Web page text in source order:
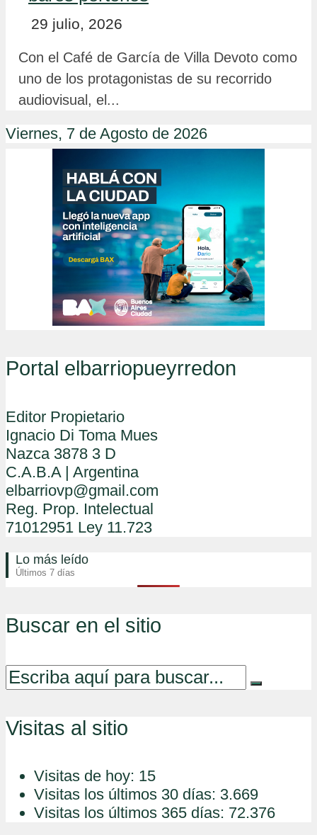
29 julio, 2026
Con el Café de García de Villa Devoto como
uno de los protagonistas de su recorrido
audiovisual, el...
Viernes, 7 de Agosto de 2026
Portal elbarriopueyrredon
Editor Propietario
Ignacio Di Toma Mues
Nazca 3878 3 D
C.A.B.A | Argentina
elbarriovp@gmail.com
Reg. Prop. Intelectual
71012951 Ley 11.723
Lo más leído
Últimos 7 días
Buscar en el sitio
Visitas al sitio
Visitas de hoy: 15
Visitas los últimos 30 días: 3.669
Visitas los últimos 365 días: 72.376